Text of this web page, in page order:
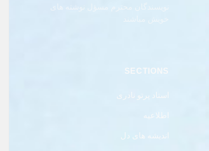
نویسندگان محترم مسؤل نوشته های
SECTIONS
استاد پرتو نادری
اطلاعیه
اندیشه های دل